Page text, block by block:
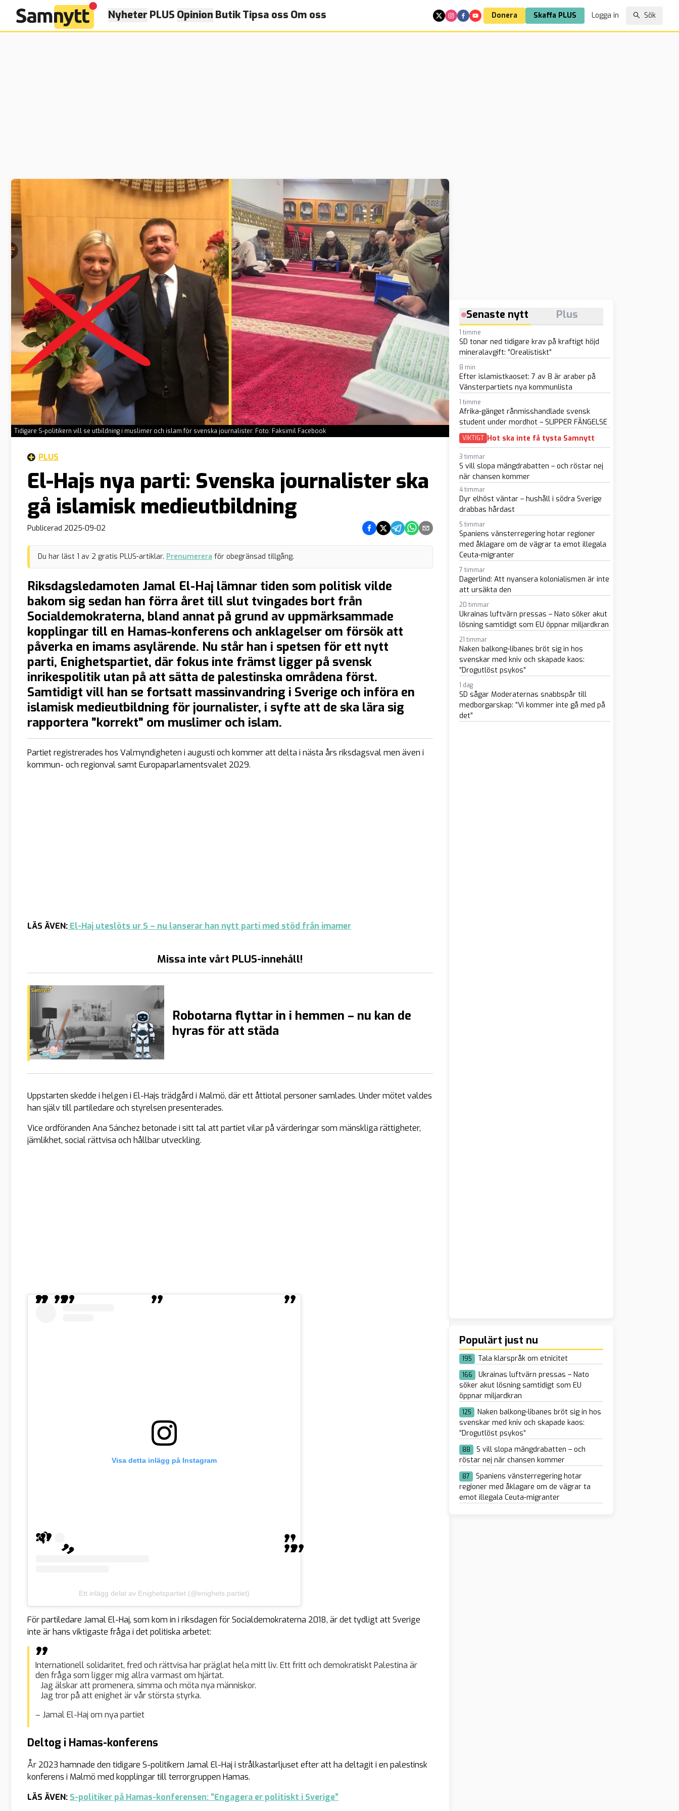
Nyheter PLUS Opinion ButikTipsa oss Om oss Donera Skaffa PLUS Logga in Sök
Tidigare S-politikern vill se utbildning i muslimer och islam för svenska journalister. Foto: Faksimil Facebook
PLUS
El-Hajs nya parti: Svenska journalister ska
gå islamisk medieutbildning
Publicerad 2025-09-02 Dela på Facebook
Dela på Twitter
Dela på Telegram
Dela på Whatsapp
Dela via e-post
Du har läst 1 av 2 gratis PLUS-artiklar. Prenumerera för obegränsad tillgång.
Riksdagsledamoten Jamal El-Haj lämnar tiden som politisk vilde
bakom sig sedan han förra året till slut tvingades bort från
Socialdemokraterna, bland annat på grund av uppmärksammade
kopplingar till en Hamas-konferens och anklagelser om försök att
påverka en imams asylärende. Nu står han i spetsen för ett nytt
parti, Enighetspartiet, där fokus inte främst ligger på svensk
inrikespolitik utan på att sätta de palestinska områdena först.
Samtidigt vill han se fortsatt massinvandring i Sverige och införa en
islamisk medieutbildning för journalister, i syfte att de ska lära sig
rapportera ”korrekt” om muslimer och islam.
Partiet registrerades hos Valmyndigheten i augusti och kommer att delta i nästa års riksdagsval men även i
kommun- och regionval samt Europaparlamentsvalet 2029.
LÄS ÄVEN: El-Haj uteslöts ur S – nu lanserar han nytt parti med stöd från imamer
Missa inte vårt PLUS-innehåll!
Robotarna flyttar in i hemmen – nu kan de
hyras för att städa
Uppstarten skedde i helgen i El-Hajs trädgård i Malmö, där ett åttiotal personer samlades. Under mötet valdes
han själv till partiledare och styrelsen presenterades.
Vice ordföranden Ana Sánchez betonade i sitt tal att partiet vilar på värderingar som mänskliga rättigheter,
jämlikhet, social rättvisa och hållbar utveckling.
Visa detta inlägg på Instagram
Ett inlägg delat av Enighetspartiet (@enighets.partiet)
För partiledare Jamal El-Haj, som kom in i riksdagen för Socialdemokraterna 2018, är det tydligt att Sverige
inte är hans viktigaste fråga i det politiska arbetet:
Internationell solidaritet, fred och rättvisa har präglat hela mitt liv. Ett fritt och demokratiskt Palestina är
den fråga som ligger mig allra varmast om hjärtat.
Jag älskar att promenera, simma och möta nya människor.
Jag tror på att enighet är vår största styrka.
– Jamal El-Haj om nya partiet
Deltog i Hamas-konferens
År 2023 hamnade den tidigare S-politikern Jamal El-Haj i strålkastarljuset efter att ha deltagit i en palestinsk
konferens i Malmö med kopplingar till terrorgruppen Hamas.
LÄS ÄVEN: S-politiker på Hamas-konferensen: ”Engagera er politiskt i Sverige”
Senaste nytt Plus
1 timme
SD tonar ned tidigare krav på kraftigt höjd
mineralavgift: ”Orealistiskt”
8 min
Efter islamistkaoset: 7 av 8 är araber på
Vänsterpartiets nya kommunlista
1 timme
Afrika-gänget rånmisshandlade svensk
student under mordhot – SLIPPER FÄNGELSE
VIKTIGT Hot ska inte få tysta Samnytt
3 timmar
S vill slopa mängdrabatten – och röstar nej
när chansen kommer
4 timmar
Dyr elhöst väntar – hushåll i södra Sverige
drabbas hårdast
5 timmar
Spaniens vänsterregering hotar regioner
med åklagare om de vägrar ta emot illegala
Ceuta-migranter
7 timmar
Dagerlind: Att nyansera kolonialismen är inte
att ursäkta den
20 timmar
Ukrainas luftvärn pressas – Nato söker akut
lösning samtidigt som EU öppnar miljardkran
21 timmar
Naken balkong-libanes bröt sig in hos
svenskar med kniv och skapade kaos:
”Drogutlöst psykos”
1 dag
SD sågar Moderaternas snabbspår till
medborgarskap: ”Vi kommer inte gå med på
det”
Populärt just nu
195 Tala klarspråk om etnicitet
166
Ukrainas luftvärn pressas – Nato
söker akut lösning samtidigt som EU
öppnar miljardkran
125
Naken balkong-libanes bröt sig in hos
svenskar med kniv och skapade kaos:
”Drogutlöst psykos”
88
S vill slopa mängdrabatten – och
röstar nej när chansen kommer
87
Spaniens vänsterregering hotar
regioner med åklagare om de vägrar ta
emot illegala Ceuta-migranter